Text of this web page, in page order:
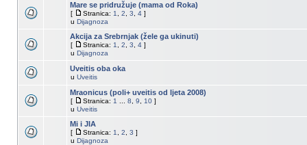
Mare se pridružuje (mama od Roka)
[ Stranica: 1 2 3 4 ]
u Dijagnoza
Akcija za Srebrnjak (žele ga ukinuti)
[ Stranica: 1 2 3 4 ]
u Dijagnoza
Uveitis oba oka
u Uveitis
Mraonicus (poli+ uveitis od ljeta 2008)
[ Stranica: 1 8 9 10 ]
u Uveitis
Mi i JIA
[ Stranica: 1 2 3 ]
u Dijagnoza